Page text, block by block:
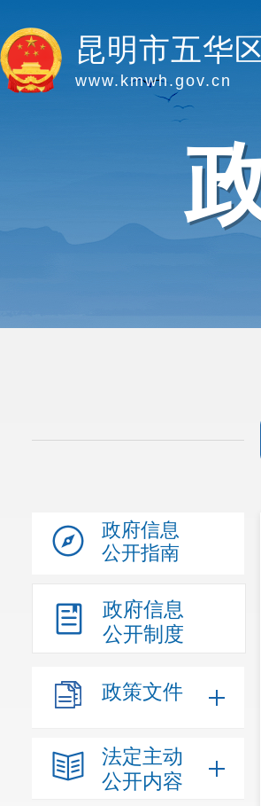
昆明市五华
www.kmwh.gov.cn
政府信息
公开指南
政府信息
公开制度
政策文件
法定主动
公开内容